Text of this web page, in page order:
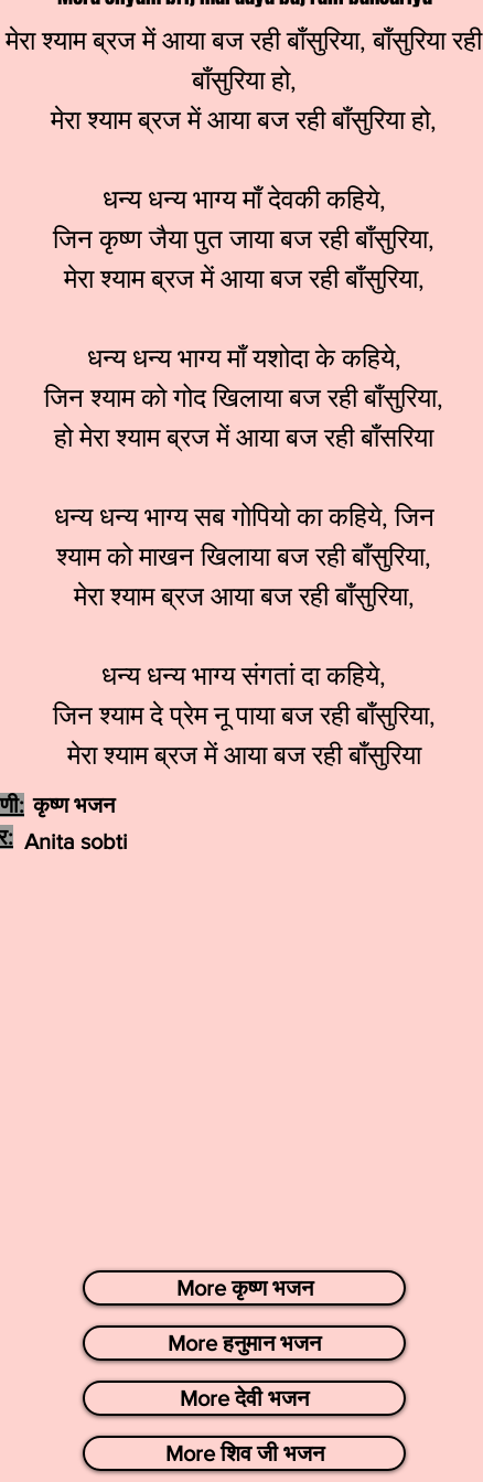
मेरा श्याम ब्रज में आया बज रही बाँसुरिया, बाँसुरिया रही
बाँसुरिया हो,
मेरा श्याम ब्रज में आया बज रही बाँसुरिया हो,
धन्य धन्य भाग्य माँ देवकी कहिये,
जिन कृष्ण जैया पुत जाया बज रही बाँसुरिया,
मेरा श्याम ब्रज में आया बज रही बाँसुरिया,
धन्य धन्य भाग्य माँ यशोदा के कहिये,
जिन श्याम को गोद खिलाया बज रही बाँसुरिया,
हो मेरा श्याम ब्रज में आया बज रही बाँसरिया
धन्य धन्य भाग्य सब गोपियो का कहिये, जिन
श्याम को माखन खिलाया बज रही बाँसुरिया,
मेरा श्याम ब्रज आया बज रही बाँसुरिया,
धन्य धन्य भाग्य संगतां दा कहिये,
जिन श्याम दे प्रेम नू पाया बज रही बाँसुरिया,
मेरा श्याम ब्रज में आया बज रही बाँसुरिया
कृष्ण भजन
Anita sobti
More कृष्ण भजन
More हनुमान भजन
More देवी भजन
More शिव जी भजन